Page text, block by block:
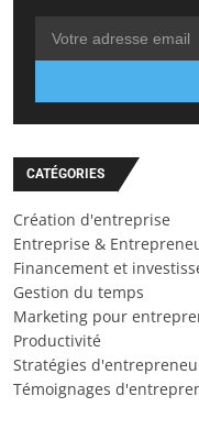
CATÉGORIES
Création d'entreprise
Entreprise &
Financement et
Gestion du temps
Marketing pour
Productivité
Stratégies
Témoignages